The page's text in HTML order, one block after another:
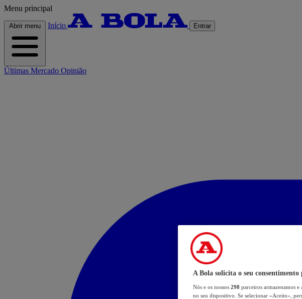
Menu principal
Abrir menu Início Entrar
Últimas Mercado Opinião
A Bola solicita o seu consentimento
Nós e os nossos 298 parceiros armazenamos e
no seu dispositivo. Se selecionar «Aceito»,